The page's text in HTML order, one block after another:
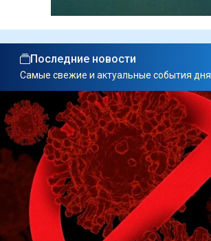
Последние новости
Самые свежие и актуальные события дня